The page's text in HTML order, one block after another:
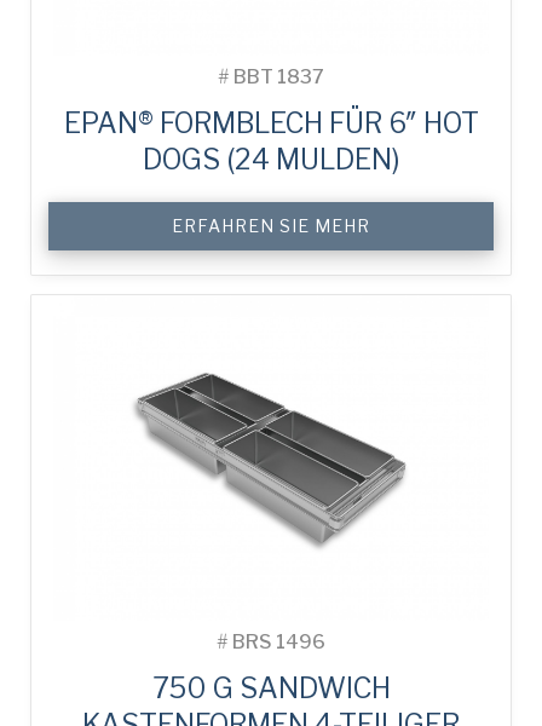
# BBT 1837
EPAN® FORMBLECH FÜR 6″ HOT
DOGS (24 MULDEN)
ERFAHREN SIE MEHR
# BRS 1496
750 G SANDWICH